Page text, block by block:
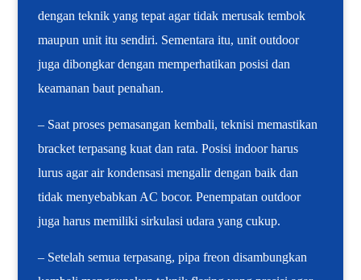
dengan teknik yang tepat agar tidak merusak tembok
maupun unit itu sendiri. Sementara itu, unit outdoor
juga dibongkar dengan memperhatikan posisi dan
keamanan baut penahan.
– Saat proses pemasangan kembali, teknisi memastikan
bracket terpasang kuat dan rata. Posisi indoor harus
lurus agar air kondensasi mengalir dengan baik dan
tidak menyebabkan AC bocor. Penempatan outdoor
juga harus memiliki sirkulasi udara yang cukup.
– Setelah semua terpasang, pipa freon disambungkan